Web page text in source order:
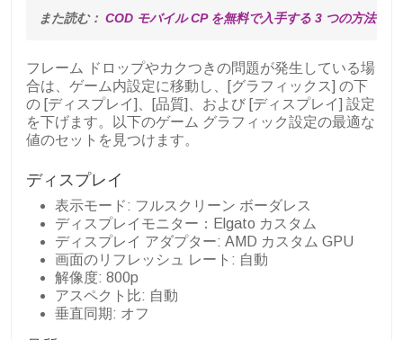
また読む： COD モバイル CP を無料で入手する 3 つの方法
フレーム ドロップやカクつきの問題が発生している場
合は、ゲーム内設定に移動し、[グラフィックス] の下
の [ディスプレイ]、[品質]、および [ディスプレイ] 設定
を下げます。以下のゲーム グラフィック設定の最適な
値のセットを見つけます。
ディスプレイ
表示モード: フルスクリーン ボーダレス
ディスプレイモニター：Elgato カスタム
ディスプレイ アダプター: AMD カスタム GPU
画面のリフレッシュ レート: 自動
解像度: 800p
アスペクト比: 自動
垂直同期: オフ